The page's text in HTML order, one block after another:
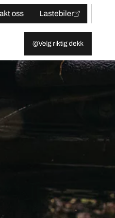
oss Lastebiler
Velg riktig dekk